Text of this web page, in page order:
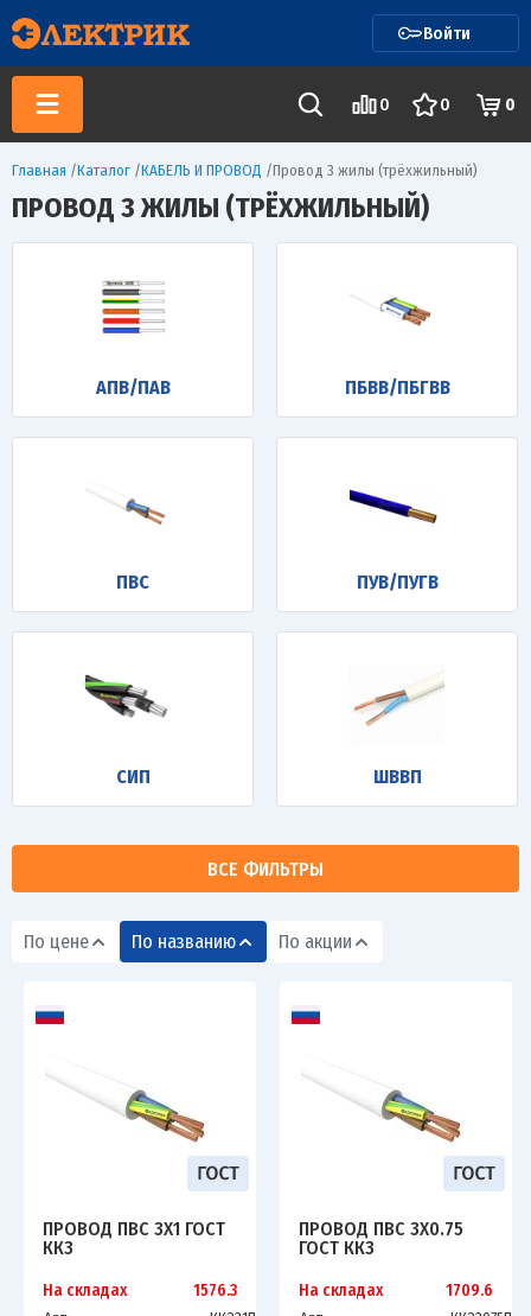
Войти
0 0 0
Главная /Каталог /КАБЕЛЬ И ПРОВОД /Провод 3 жилы (трёхжильный)
ПРОВОД 3 ЖИЛЫ (ТРЁХЖИЛЬНЫЙ)
АПВ/ПАВ ПБВВ/ПБГВВ
ПВС ПУВ/ПУГВ
СИП ШВВП
ВСЕ ФИЛЬТРЫ
По цене По названию По акции
ПРОВОД ПВС 3Х1 ГОСТ
ККЗ
На складах 1576.3
ПРОВОД ПВС 3Х0.75
ГОСТ ККЗ
На складах 1709.6